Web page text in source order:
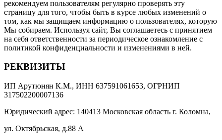
рекомендуем пользователям регулярно проверять эту
страницу для того, чтобы быть в курсе любых изменений о
том, как мы защищаем информацию о пользователях, которую
Мы собираем. Используя сайт, Вы соглашаетесь с принятием
на себя ответственности за периодическое ознакомление с
политикой конфиденциальности и изменениями в ней.
РЕКВИЗИТЫ
ИП Арутюнян К.М., ИНН 637591061653, ОГРНИП
317502200007136
Юридический адрес: 140413 Московская область г. Коломна,
ул. Октябрьская, д.88 А